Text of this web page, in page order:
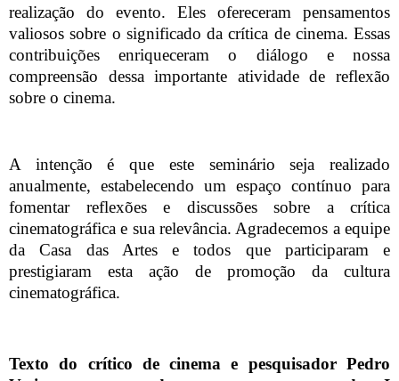
realização do evento. Eles ofereceram pensamentos
valiosos sobre o significado da crítica de cinema. Essas
contribuições enriqueceram o diálogo e nossa
compreensão dessa importante atividade de reflexão
sobre o cinema.
A intenção é que este seminário seja realizado
anualmente, estabelecendo um espaço contínuo para
fomentar reflexões e discussões sobre a crítica
cinematográfica e sua relevância. Agradecemos a equipe
da Casa das Artes e todos que participaram e
prestigiaram esta ação de promoção da cultura
cinematográfica.
Texto do crítico de cinema e pesquisador Pedro